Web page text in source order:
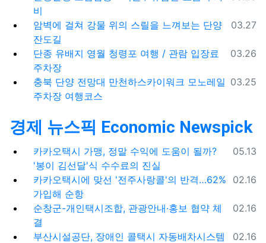
비
등록일
03.27
암벽에 걸쳐 강물 위의 스릴을 느껴보는 단양
잔도길
등록일
03.26
단종 유배지 영월 청령포 여행 / 관람 입장료
주차장
등록일
03.25
충북 단양 전망대 만천하스카이워크 모노레일
주차장 여행코스
경제 뉴스픽 Economic Newspick
등록일
05.13
카카오택시 가맹, 정말 수익에 도움이 될까?
'봉이 김선달'식 수수료의 진실
등록일
02.16
카카오택시에 맞선 '전주사랑콜'의 반격…62%
가입해 순항
등록일
02.16
순창군-개인택시조합, 관광안내·홍보 협약 체
결
등록일
02.16
부산시설공단, 장애인 콜택시 자동배차시스템